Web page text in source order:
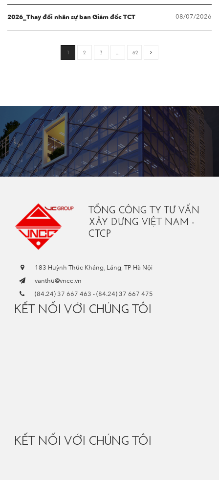
2026_Thay đổi nhân sự ban Giám đốc TCT 08/07/2026
1 2 3 … 62
TỔNG CÔNG TY TƯ VẤN
XÂY DỰNG VIỆT NAM -
CTCP
183 Huỳnh Thúc Kháng, Láng, TP Hà Nội
vanthu@vncc.vn
(84.24) 37 667 463 -(84.24) 37 667 475
KẾT NỐI VỚI CHÚNG TÔI
KẾT NỐI VỚI CHÚNG TÔI